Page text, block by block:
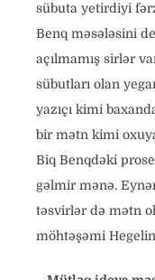
sübuta yetirdiyi
Benq məsələsini
açılmamış sirlər
sübutları olan
yazıçı kimi
bir mətn kimi
Biq Benqdəki
gəlmir mənə.
təsvirlər də mətn
möhtəşəmi